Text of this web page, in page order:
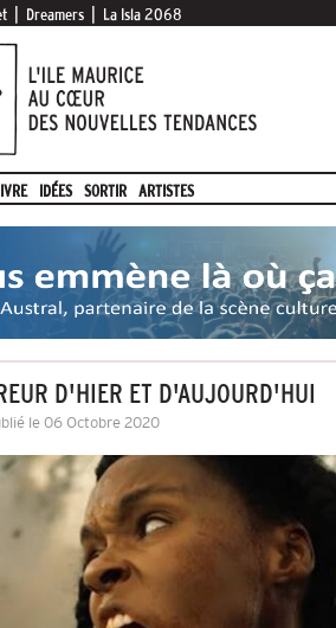
Dreamers La Isla 2068
IDÉES SORTIR ARTISTES
D'HIER ET D'AUJOURD'HUI
le 06 Octobre 2020